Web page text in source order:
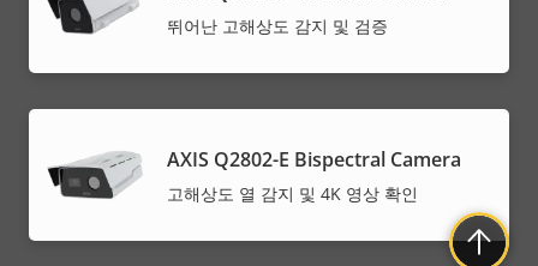
뛰어난 고해상도 감지 및 검증
AXIS Q2802-E Bispectral Camera
고해상도 열 감지 및 4K 영상 확인